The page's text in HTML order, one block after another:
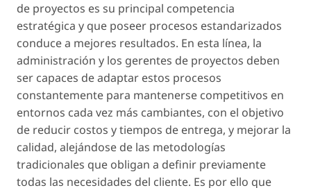
de proyectos es su principal competencia
estratégica y que poseer procesos estandarizados
conduce a mejores resultados. En esta línea, la
administración y los gerentes de proyectos deben
ser capaces de adaptar estos procesos
constantemente para mantenerse competitivos en
entornos cada vez más cambiantes, con el objetivo
de reducir costos y tiempos de entrega, y mejorar la
calidad, alejándose de las metodologías
tradicionales que obligan a definir previamente
todas las necesidades del cliente. Es por ello que